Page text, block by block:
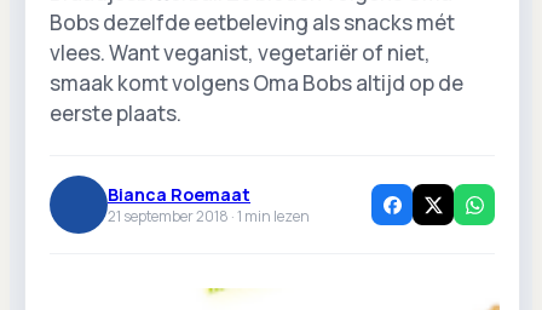
Bobs dezelfde eetbeleving als snacks mét
vlees. Want veganist, vegetariër of niet,
smaak komt volgens Oma Bobs altijd op de
eerste plaats.
Bianca Roemaat
21 september 2018 ·1 min lezen